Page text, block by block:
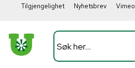
Tilgjengelighet Nyhetsbrev Vimeo